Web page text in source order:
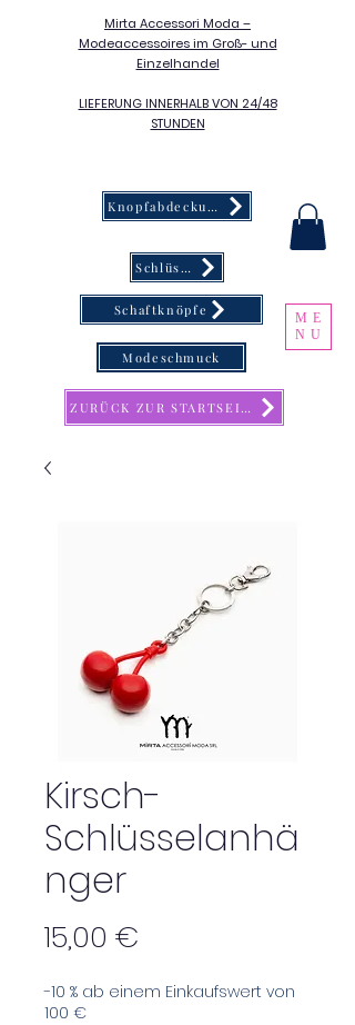
Mirta Accessori Moda –
Modeaccessoires im Groß- und
Einzelhandel
LIEFERUNG INNERHALB VON 24/48
STUNDEN
ME
NU
Knopfabdeckung
Schlüsselanhänger
Schaftknöpfe
Modeschmuck
Kirsch-
Schlüsselanhä
nger
15,00 €
-10 % ab einem Einkaufswert von
100 €